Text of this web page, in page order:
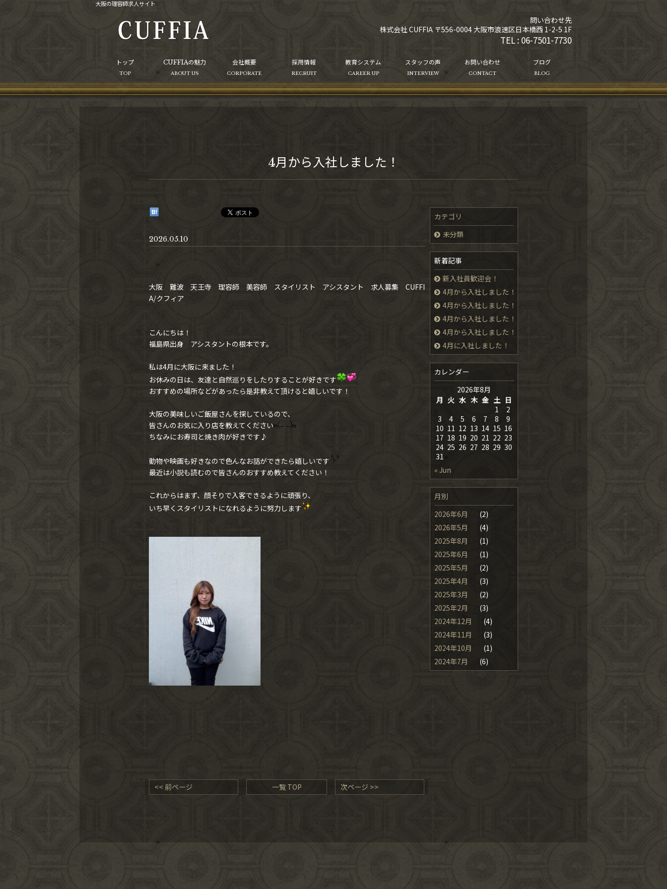
大阪の理容師求人サイト
問い合わせ先
株式会社 CUFFIA 〒556-0004 大阪市浪速区日本橋西 1-2-5 1F
TEL : 06-7501-7730
トップ
TOP
CUFFIAの魅力
ABOUT US
会社概要
CORPORATE
採用情報
RECRUIT
教育システム
CAREER UP
スタッフの声
INTERVIEW
お問い合わせ
CONTACT
ブログ
BLOG
4月から入社しました！
2026.05.10
大阪 難波 天王寺 理容師 美容師 スタイリスト アシスタント 求人募集 CUFFI
A/クフィア
こんにちは！
福島県出身 アシスタントの根本です。
私は4月に大阪に来ました！
お休みの日は、友達と自然巡りをしたりすることが好きです
おすすめの場所などがあったら是非教えて頂けると嬉しいです！
大阪の美味しいご飯屋さんを探しているので、
皆さんのお気に入り店を教えてください
ちなみにお寿司と焼き肉が好きです♪
動物や映画も好きなので色んなお話ができたら嬉しいです
最近は小説も読むので皆さんのおすすめ教えてください！
これからはまず、顔そりで入客できるように頑張り、
いち早くスタイリストになれるように努力します
<< 前ページ 一覧 TOP 次ページ >>
カテゴリ
未分類
新着記事
新入社員歓迎会！
4月から入社しました！
4月から入社しました！
4月から入社しました！
4月から入社しました！
4月に入社しました！
カレンダー
2026年8月
月 火 水 木 金 土 日
« Jun
1
2
3
4 5 6 7 8
9
10 11 12 13 14 15 16
17 18 19 20 21 22 23
24 25 26 27 28 29 30
31
月別
2026年6月
(2)
2026年5月
(4)
2025年8月
(1)
2025年6月
(1)
2025年5月
(2)
2025年4月
(3)
2025年3月
(2)
2025年2月
(3)
2024年12月
(4)
2024年11月
(3)
2024年10月
(1)
2024年7月
(6)